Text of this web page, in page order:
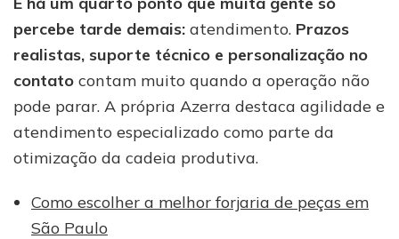
percebe tarde demais: atendimento. Prazos
realistas, suporte técnico e personalização no
contato contam muito quando a operação não
pode parar. A própria Azerra destaca agilidade e
atendimento especializado como parte da
otimização da cadeia produtiva.
Como escolher a melhor forjaria de peças em
São Paulo